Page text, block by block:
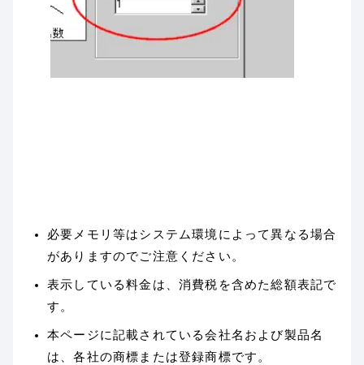
必要メモリ等はシステム環境によって異なる場合
がありますのでご注意ください。
表示している料金は、消費税を含めた総額表記で
す。
本ページに記載されている会社名および製品名
は、各社の商標または登録商標です。